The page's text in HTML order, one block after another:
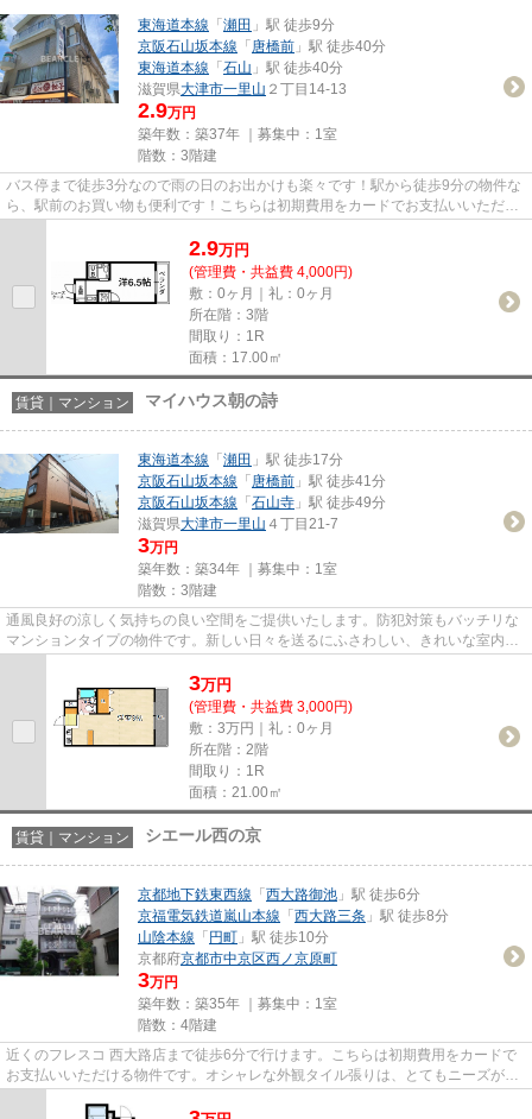
東海道本線 「 瀬田 」駅 徒歩9分
京阪石山坂本線 「 唐橋前 」駅 徒歩40分
東海道本線 「 石山 」駅 徒歩40分
滋賀県大津市一里山 ２丁目14-13
2.9万円
築年数：築37年 ｜募集中： 1室
階数：3階建
バス停まで徒歩3分なので雨の日のお出かけも楽々です！駅から徒歩9分の物件な
ら、駅前のお買い物も便利です！こちらは初期費用をカードでお支払いいただけ
2.9万円
(管理費・共益費 4,000円)
敷：0ヶ月｜礼：0ヶ月
所在階：3階
間取り：1R
面積：17.00㎡
賃貸｜マンション マイハウス朝の詩
東海道本線 「 瀬田 」駅 徒歩17分
京阪石山坂本線 「 唐橋前 」駅 徒歩41分
京阪石山坂本線 「 石山寺 」駅 徒歩49分
滋賀県大津市一里山 ４丁目21-7
3万円
築年数：築34年 ｜募集中： 1室
階数：3階建
通風良好の涼しく気持ちの良い空間をご提供いたします。防犯対策もバッチリな
マンションタイプの物件です。新しい日々を送るにふさわしい、きれいな室内で
3万円
(管理費・共益費 3,000円)
敷：3万円｜礼：0ヶ月
所在階：2階
間取り：1R
面積：21.00㎡
賃貸｜マンション シエール西の京
京都地下鉄東西線 「 西大路御池 」駅 徒歩6分
京福電気鉄道嵐山本線 「 西大路三条 」駅 徒歩8分
山陰本線 「 円町 」駅 徒歩10分
京都府京都市中京区西ノ京原町
3万円
築年数：築35年 ｜募集中： 1室
階数：4階建
近くのフレスコ 西大路店まで徒歩6分で行けます。こちらは初期費用をカードで
お支払いいただける物件です。オシャレな外観タイル張りは、とてもニーズが高